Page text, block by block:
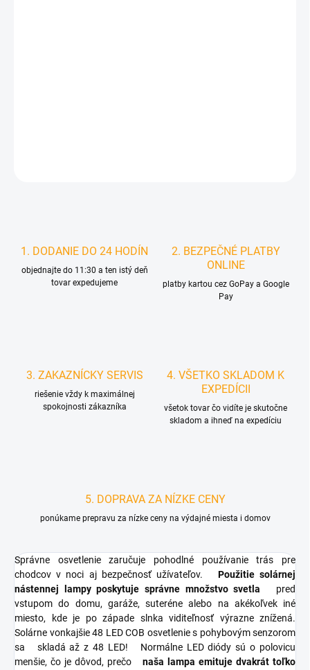
1. DODANIE DO 24 HODÍN
objednajte do 11:30 a ten istý deň
tovar expedujeme
2. BEZPEČNÉ PLATBY
ONLINE
platby kartou cez GoPay a Google
Pay
3. ZAKAZNÍCKY SERVIS
riešenie vždy k maximálnej
spokojnosti zákazníka
4. VŠETKO SKLADOM K
EXPEDÍCII
všetok tovar čo vidíte je skutočne
skladom a ihneď na expedíciu
5. DOPRAVA ZA NÍZKE CENY
ponúkame prepravu za nízke ceny na výdajné miesta i domov
Správne osvetlenie zaručuje pohodlné používanie trás pre
chodcov v noci aj bezpečnosť užívateľov.
Použitie solárnej
nástennej lampy poskytuje správne množstvo svetla
pred
vstupom do domu, garáže, suteréne alebo na akékoľvek iné
miesto, kde je po západe slnka viditeľnosť výrazne znížená.
Solárne vonkajšie 48 LED COB osvetlenie s pohybovým senzorom
sa
skladá až z 48 LED!
Normálne LED diódy sú o polovicu
menšie, čo je dôvod, prečo
naša lampa emituje dvakrát toľko